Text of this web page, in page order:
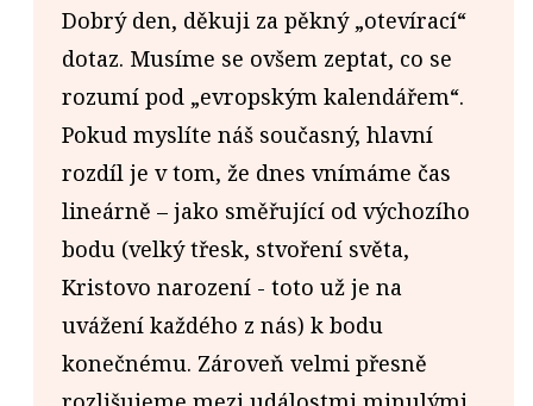
Dobrý den, děkuji za pěkný „otevírací“
dotaz. Musíme se ovšem zeptat, co se
rozumí pod „evropským kalendářem“.
Pokud myslíte náš současný, hlavní
rozdíl je v tom, že dnes vnímáme čas
lineárně – jako směřující od výchozího
bodu (velký třesk, stvoření světa,
Kristovo narození - toto už je na
uvážení každého z nás) k bodu
konečnému. Zároveň velmi přesně